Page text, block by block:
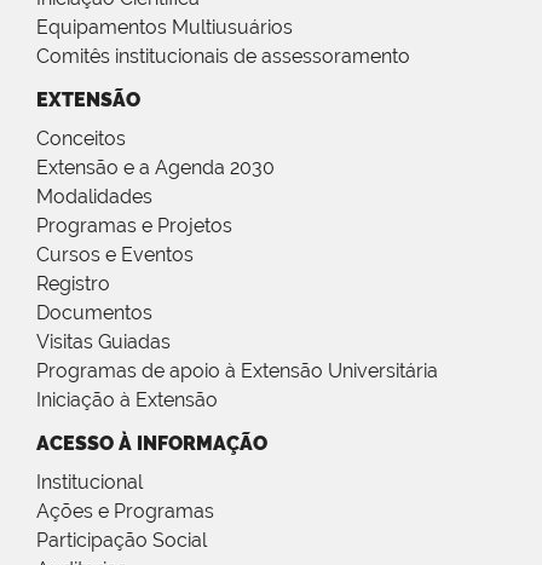
Equipamentos Multiusuários
Comitês institucionais de assessoramento
EXTENSÃO
Conceitos
Extensão e a Agenda 2030
Modalidades
Programas e Projetos
Cursos e Eventos
Registro
Documentos
Visitas Guiadas
Programas de apoio à Extensão Universitária
Iniciação à Extensão
ACESSO À INFORMAÇÃO
Institucional
Ações e Programas
Participação Social